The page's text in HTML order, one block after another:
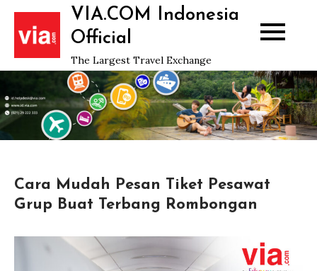
Skip
content
VIA.COM Indonesia
Official
The Largest Travel Exchange
Cara Mudah Pesan Tiket Pesawat
Grup Buat Terbang Rombongan